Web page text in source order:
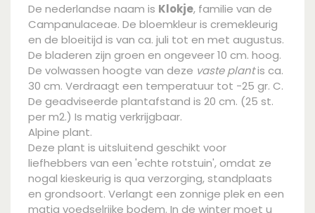
De nederlandse naam is Klokje, familie van de
Campanulaceae. De bloemkleur is cremekleurig
en de bloeitijd is van ca. juli tot en met augustus.
De bladeren zijn groen en ongeveer 10 cm. hoog.
De volwassen hoogte van deze vaste plantis ca.
30 cm. Verdraagt een temperatuur tot -25 gr. C.
De geadviseerde plantafstand is 20 cm. (25 st.
per m2.) Is matig verkrijgbaar.
Alpine plant.
Deze plant is uitsluitend geschikt voor
liefhebbers van een 'echte rotstuin', omdat ze
nogal kieskeurig is qua verzorging, standplaats
en grondsoort. Verlangt een zonnige plek en een
matig voedselrijke bodem. In de winter moet u